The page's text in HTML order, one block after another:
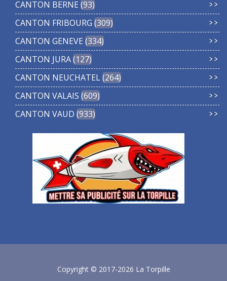
CANTON BERNE 93
CANTON FRIBOURG 309
CANTON GENEVE 334
CANTON JURA 127
CANTON NEUCHATEL 264
CANTON VALAIS 609
CANTON VAUD 933
Copyright © 2017-2026 La Torpille